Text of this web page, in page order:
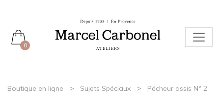
0
Boutique en ligne > Sujets Spéciaux > Pécheur assis N° 2